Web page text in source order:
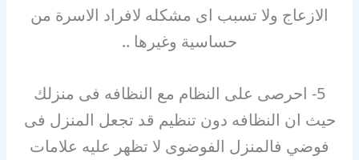
الازعاج ولا تسبب اى مشكله لافراد الاسرة من
حساسية وغيرها ..
5- احرصى على النظام مع النظافه فى منزلك
حيث ان النظافه دون تنظيم قد تجعل المنزل فى
فوضي فالمنزل الفوضوى لا تظهر عليه علامات